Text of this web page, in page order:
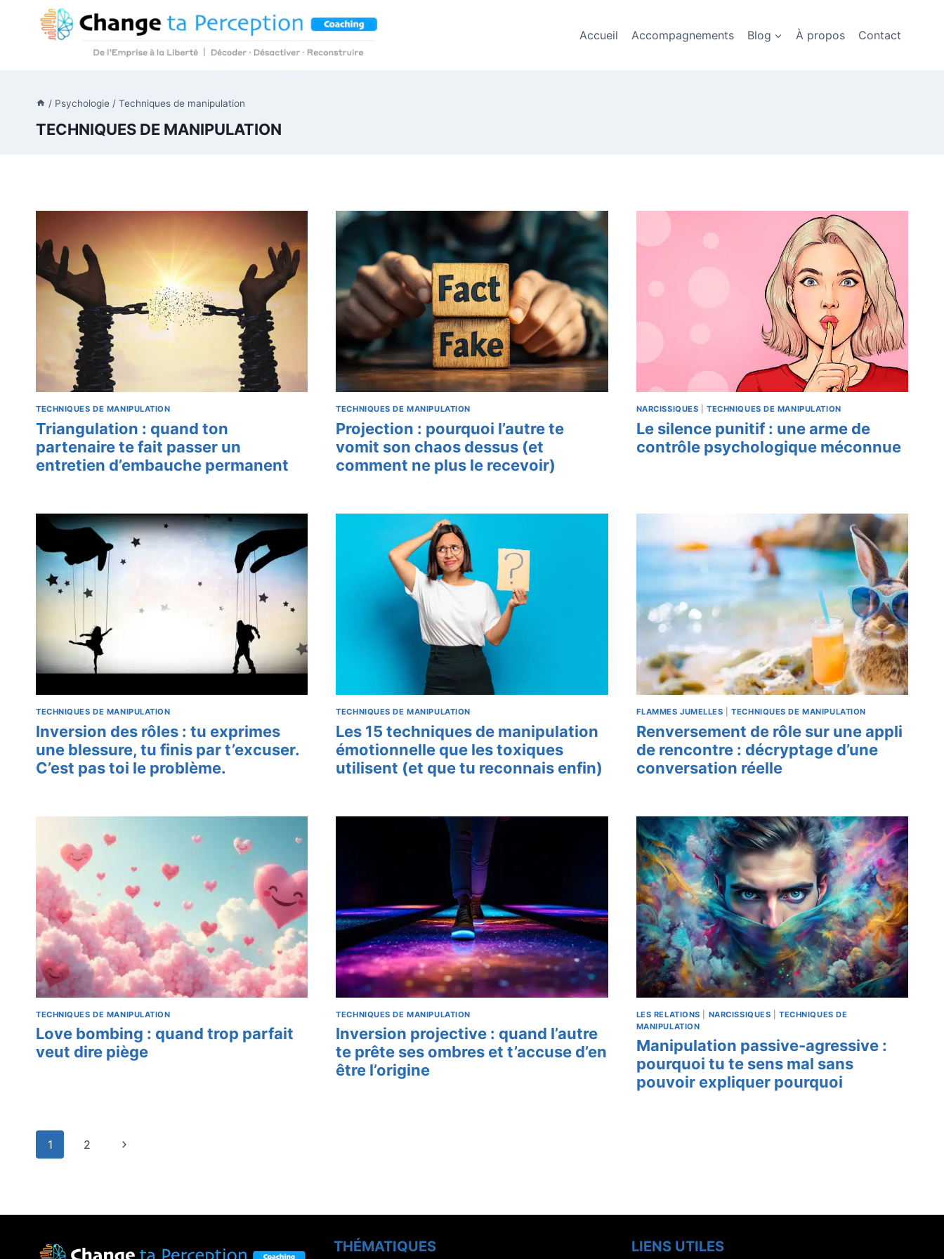
Accueil Accompagnements Blog À propos Contact
/ Psychologie / Techniques de manipulation
TECHNIQUES DE MANIPULATION
TECHNIQUES DE MANIPULATION
Triangulation : quand ton
partenaire te fait passer un
entretien d’embauche permanent
TECHNIQUES DE MANIPULATION
Projection : pourquoi l’autre te
vomit son chaos dessus (et
comment ne plus le recevoir)
NARCISSIQUES |TECHNIQUES DE MANIPULATION
Le silence punitif : une arme de
contrôle psychologique méconnue
TECHNIQUES DE MANIPULATION
Inversion des rôles : tu exprimes
une blessure, tu finis par t’excuser.
C’est pas toi le problème.
TECHNIQUES DE MANIPULATION
Les 15 techniques de manipulation
émotionnelle que les toxiques
utilisent (et que tu reconnais enfin)
FLAMMES JUMELLES |TECHNIQUES DE MANIPULATION
Renversement de rôle sur une appli
de rencontre : décryptage d’une
conversation réelle
TECHNIQUES DE MANIPULATION
Love bombing : quand trop parfait
veut dire piège
TECHNIQUES DE MANIPULATION
Inversion projective : quand l’autre
te prête ses ombres et t’accuse d’en
être l’origine
LES RELATIONS NARCISSIQUES |TECHNIQUES DE
MANIPULATION
Manipulation passive-agressive :
pourquoi tu te sens mal sans
pouvoir expliquer pourquoi
Navigation
de
1 2
Page
THÉMATIQUES LIENS UTILES